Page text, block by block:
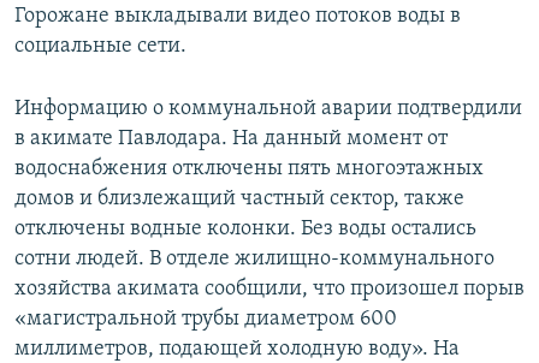
Горожане выкладывали видео потоков воды в
социальные сети.
Информацию о коммунальной аварии подтвердили
в акимате Павлодара. На данный момент от
водоснабжения отключены пять многоэтажных
домов и близлежащий частный сектор, также
отключены водные колонки. Без воды остались
сотни людей. В отделе жилищно-коммунального
хозяйства акимата сообщили, что произошел порыв
«магистральной трубы диаметром 600
миллиметров, подающей холодную воду». На